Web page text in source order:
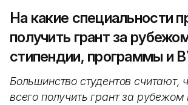
На какие специальности
получить грант за
стипендии, программы и
Большинство студентов считают,
всего получить грант за рубежом